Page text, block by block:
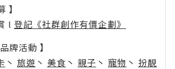
】
l 登記《社群創作有價企劃》
牌活動 】
丶 旅遊 丶 美食 丶 親子 丶 寵物 丶 扮靚